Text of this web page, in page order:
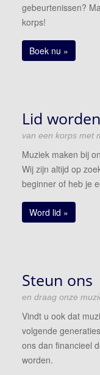
gebeurtenissen?
korps!
Boek nu »
Lid worden
van een korps met
Muziek maken bij
Wij zijn altijd op
beginner of heb je
Word lid »
Steun ons
en draag onze
Vindt u ook dat
volgende
ons dan financieel
worden.